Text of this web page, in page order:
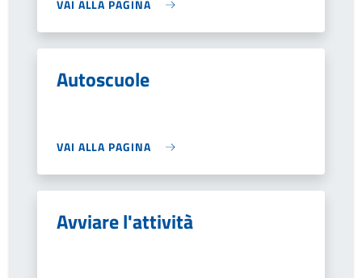
VAI ALLA PAGINA
Autoscuole
VAI ALLA PAGINA
Avviare l'attività